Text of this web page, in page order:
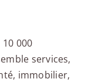
000
services,
immobilier,